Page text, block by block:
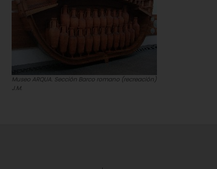
Museo ARQUA. Sección Barco romano (recreación)
J.M.